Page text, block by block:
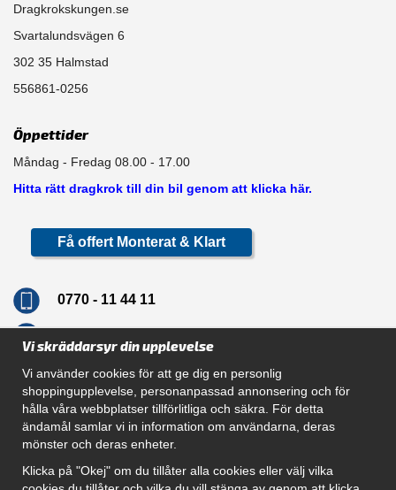
Dragkrokskungen.se
Svartalundsvägen 6
302 35 Halmstad
556861-0256
Öppettider
Måndag - Fredag 08.00 - 17.00
Hitta rätt dragkrok till din bil genom att klicka här.
Få offert Monterat & Klart
0770 - 11 44 11
Navigation
Hur beställer jag
Gör Det Själv Paket
Montera dragkrok
Vi skräddarsyr din upplevelse
Vi använder cookies för att ge dig en personlig
shoppingupplevelse, personanpassad annonsering och för
hålla våra webbplatser tillförlitliga och säkra. För detta
ändamål samlar vi in information om användarna, deras
mönster och deras enheter.
Klicka på "Okej" om du tillåter alla cookies eller välj vilka